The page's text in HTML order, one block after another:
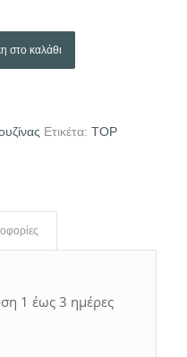
στο καλάθι
Ετικέτα: TOP
1 έως 3 ημέρες